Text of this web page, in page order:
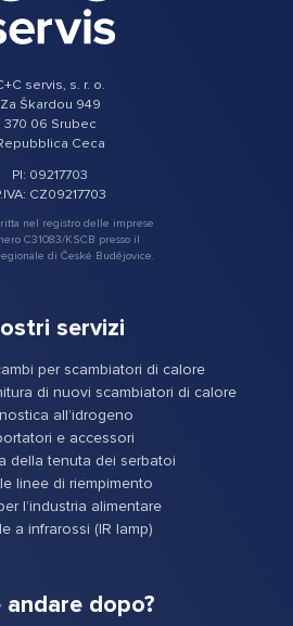
servis, s. r. o.
Za Škardou 949
370 06 Srubec
Ceca
PI: 09217703
CZ09217703
nel registro delle imprese
C31083/KSCB presso il
di České Budějovice.
servizi
per scambiatori di calore
di nuovi scambiatori di calore
all’idrogeno
e accessori
della tenuta dei serbatoi
linee di riempimento
l’industria alimentare
a infrarossi (IR lamp)
andare dopo?